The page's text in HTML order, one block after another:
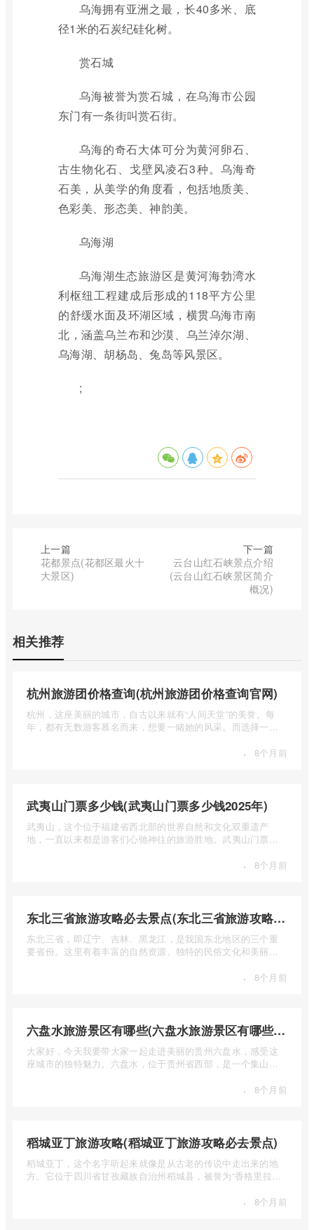
乌海拥有亚洲之最，长40多米、底
径1米的石炭纪硅化树。
赏石城
乌海被誉为赏石城，在乌海市公园
东门有一条街叫赏石街。
乌海的奇石大体可分为黄河卵石、
古生物化石、戈壁风凌石3种。乌海奇
石美，从美学的角度看，包括地质美、
色彩美、形态美、神韵美。
乌海湖
乌海湖生态旅游区是黄河海勃湾水
利枢纽工程建成后形成的118平方公里
的舒缓水面及环湖区域，横贯乌海市南
北，涵盖乌兰布和沙漠、乌兰淖尔湖、
乌海湖、胡杨岛、兔岛等风景区。
;
上一篇
花都景点(花都区最火十
大景区)
下一篇
云台山红石峡景点介绍
(云台山红石峡景区简介
概况)
相关推荐
杭州旅游团价格查询(杭州旅游团价格查询官网)
杭州，这座美丽的城市，自古以来就有“人间天堂”的美誉。每
年，都有无数游客慕名而来，想要一睹她的风采。而选择一个
· 8个月前
武夷山门票多少钱(武夷山门票多少钱2025年)
武夷山，这个位于福建省西北部的世界自然和文化双重遗产
地，一直以来都是游客们心驰神往的旅游胜地。武夷山门票多
· 8个月前
东北三省旅游攻略必去景点(东北三省旅游攻略必去景点视频介绍)
东北三省，即辽宁、吉林、黑龙江，是我国东北地区的三个重
要省份。这里有着丰富的自然资源、独特的民俗文化和美丽的
· 8个月前
六盘水旅游景区有哪些(六盘水旅游景区有哪些景点值得去)
大家好，今天我要带大家一起走进美丽的贵州六盘水，感受这
座城市的独特魅力。六盘水，位于贵州省西部，是一个集山水
· 8个月前
稻城亚丁旅游攻略(稻城亚丁旅游攻略必去景点)
稻城亚丁，这个名字听起来就像是从古老的传说中走出来的地
方。它位于四川省甘孜藏族自治州稻城县，被誉为“香格里拉的
· 8个月前